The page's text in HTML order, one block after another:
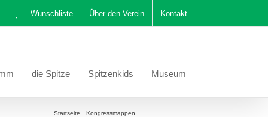
Wunschliste Über den Verein Kontakt
die Spitze Spitzenkids Museum
Startseite Kongressmappen